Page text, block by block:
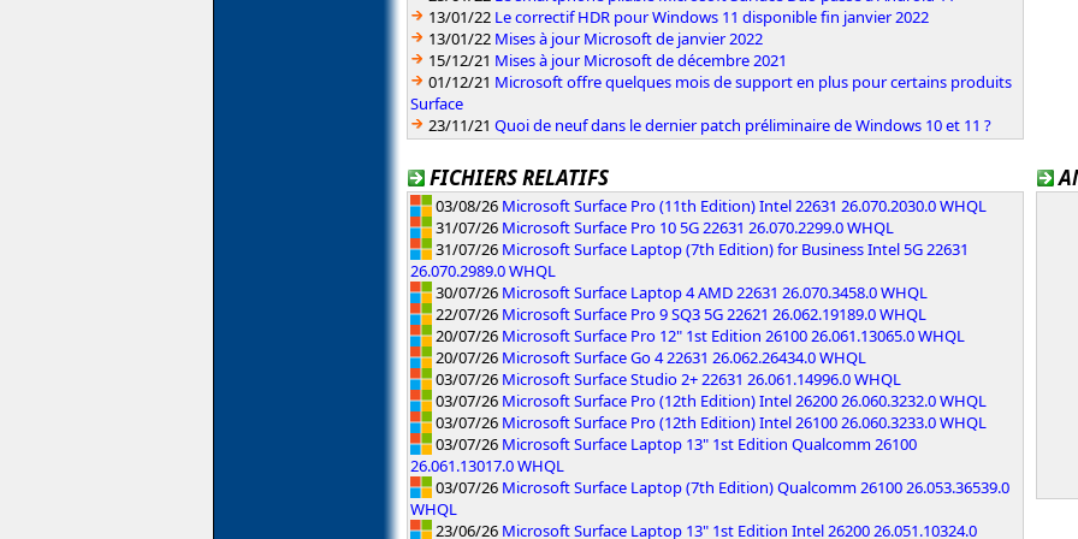
13/01/22 Le correctif HDR pour Windows 11 disponible fin janvier 2022
13/01/22 Mises à jour Microsoft de janvier 2022
15/12/21 Mises à jour Microsoft de décembre 2021
01/12/21 Microsoft offre quelques mois de support en plus pour certains produits
Surface
23/11/21 Quoi de neuf dans le dernier patch préliminaire de Windows 10 et 11 ?
FICHIERS RELATIFS
03/08/26 Microsoft Surface Pro (11th Edition) Intel 22631 26.070.2030.0 WHQL
31/07/26 Microsoft Surface Pro 10 5G 22631 26.070.2299.0 WHQL
31/07/26 Microsoft Surface Laptop (7th Edition) for Business Intel 5G 22631
26.070.2989.0 WHQL
30/07/26 Microsoft Surface Laptop 4 AMD 22631 26.070.3458.0 WHQL
22/07/26 Microsoft Surface Pro 9 SQ3 5G 22621 26.062.19189.0 WHQL
20/07/26 Microsoft Surface Pro 12" 1st Edition 26100 26.061.13065.0 WHQL
20/07/26 Microsoft Surface Go 4 22631 26.062.26434.0 WHQL
03/07/26 Microsoft Surface Studio 2+ 22631 26.061.14996.0 WHQL
03/07/26 Microsoft Surface Pro (12th Edition) Intel 26200 26.060.3232.0 WHQL
03/07/26 Microsoft Surface Pro (12th Edition) Intel 26100 26.060.3233.0 WHQL
03/07/26 Microsoft Surface Laptop 13" 1st Edition Qualcomm 26100
26.061.13017.0 WHQL
03/07/26 Microsoft Surface Laptop (7th Edition) Qualcomm 26100 26.053.36539.0
WHQL
23/06/26 Microsoft Surface Laptop 13" 1st Edition Intel 26200 26.051.10324.0